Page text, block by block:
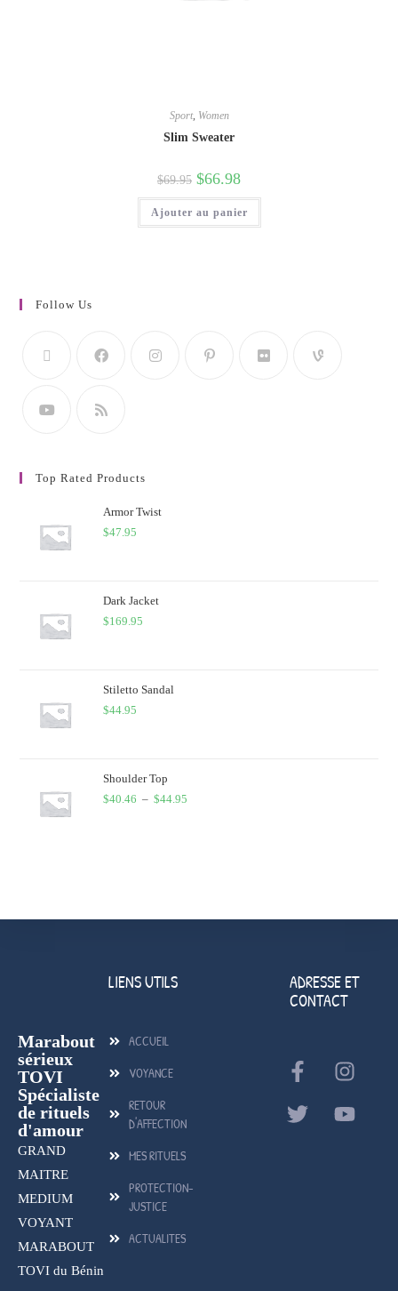
Sport, Women
Slim Sweater
$69.95 $66.98
Ajouter au panier
Follow Us
Top Rated Products
Armor Twist
$47.95
Dark Jacket
$169.95
Stiletto Sandal
$44.95
Shoulder Top
$40.46 – $44.95
Marabout
sérieux
TOVI
Spécialiste
de rituels
d'amour
GRAND
MAITRE
MEDIUM
VOYANT
MARABOUT
TOVI du Bénin
LIENS UTILS
ACCUEIL
VOYANCE
RETOUR
D'AFFECTION
MES RITUELS
PROTECTION-
JUSTICE
ACTUALITES
ADRESSE ET
CONTACT